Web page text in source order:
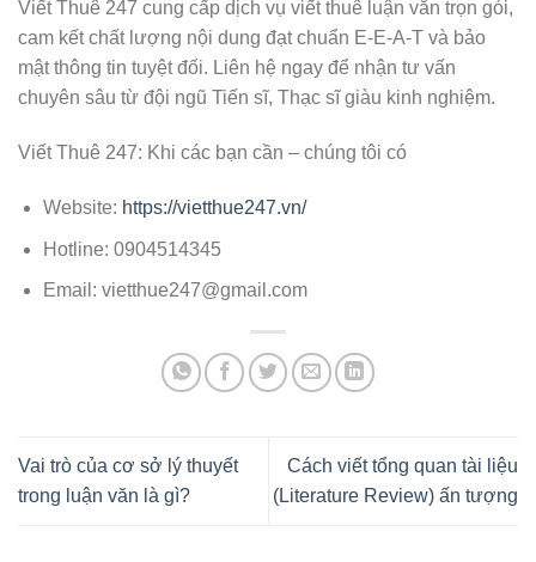
Viết Thuê 247 cung cấp dịch vụ viết thuê luận văn trọn gói,
cam kết chất lượng nội dung đạt chuẩn E-E-A-T và bảo
mật thông tin tuyệt đối. Liên hệ ngay để nhận tư vấn
chuyên sâu từ đội ngũ Tiến sĩ, Thạc sĩ giàu kinh nghiệm.
Viết Thuê 247: Khi các bạn cần – chúng tôi có
Website: https://vietthue247.vn/
Hotline: 0904514345
Email: vietthue247@gmail.com
Vai trò của cơ sở lý thuyết
trong luận văn là gì?
Cách viết tổng quan tài liệu
(Literature Review) ấn tượng